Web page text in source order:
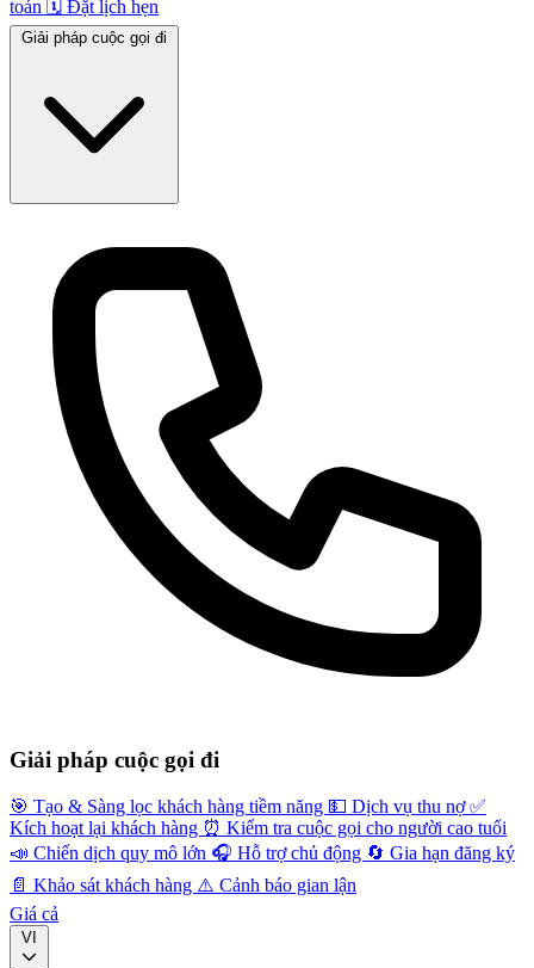
toán 🗓️ Đặt lịch hẹn
Giải pháp cuộc gọi đi
🎯 Tạo & Sàng lọc khách hàng tiềm năng 💵 Dịch vụ thu nợ✅
Kích hoạt lại khách hàng ⏰ Kiểm tra cuộc gọi cho người cao tuổi
📣 Chiến dịch quy mô lớn 🎧 Hỗ trợ chủ động 🔄 Gia hạn đăng ký
📄 Khảo sát khách hàng ⚠️ Cảnh báo gian lận
Giá cả
VI